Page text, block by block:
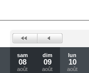
sam
08
août
dim
09
août
lun
10
août